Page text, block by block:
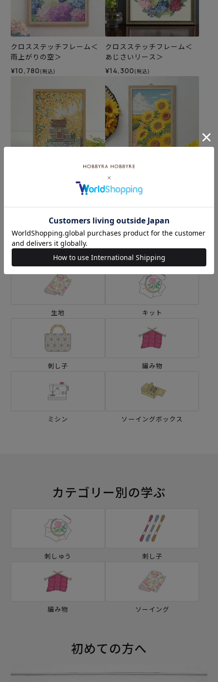
クロスステッチフレーム＜
雨上がりの空＞
¥10,780 (税込)
クロスステッチフレーム＜
あじさいリース＞
¥14,300 (税込)
クロスステッチフレーム＜
¥8,580
クロスステッチフレーム＜
夏の通り道＞
¥9,350
カテゴリーから探す
生地 キット
刺し子 編み物
ミシン ソーイングボックス
カテゴリー別の学ぶ
刺しゅう 刺し子
編み物 ソーイング
初めての方へ